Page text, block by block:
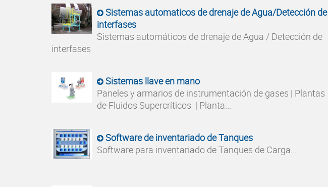
Sistemas automaticos de drenaje de Agua/Detección de
interfases
Sistemas automáticos de drenaje de Agua / Detección de
interfases
Sistemas llave en mano
Paneles y armarios de instrumentación de gases | Plantas
de Fluidos Supercríticos | Planta...
Software de inventariado de Tanques
Software para inventariado de Tanques de Carga...